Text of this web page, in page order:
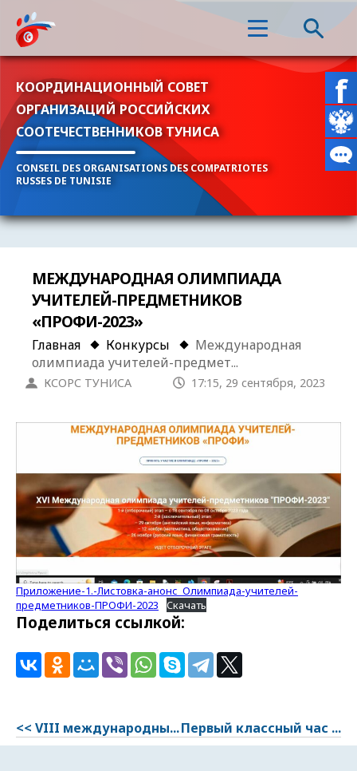
КООРДИНАЦИОННЫЙ СОВЕТ
ОРГАНИЗАЦИЙ РОССИЙСКИХ
СООТЕЧЕСТВЕННИКОВ ТУНИСА
CONSEIL DES ORGANISATIONS DES COMPATRIOTES
RUSSES DE TUNISIE
МЕЖДУНАРОДНАЯ ОЛИМПИАДА
УЧИТЕЛЕЙ-ПРЕДМЕТНИКОВ
«ПРОФИ-2023»
Главная Конкурсы
Международная
олимпиада учителей-предмет...
КСОРС ТУНИСА 17:15, 29 сентября, 2023
Приложение-1.-Листовка-анонс_Олимпиада-учителей-
предметников-ПРОФИ-2023
Скачать
Поделиться ссылкой:
<< VIII международны...Первый классный час ...